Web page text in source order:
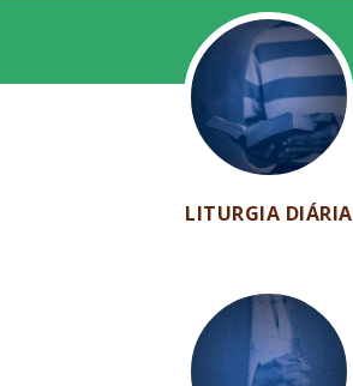
LITURGIA DIÁRIA